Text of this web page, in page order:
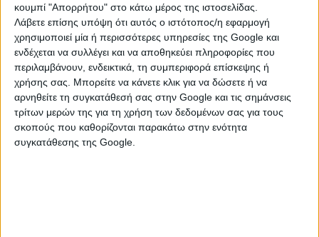
κουμπί "Απορρήτου" στο κάτω μέρος της ιστοσελίδας.
Λάβετε επίσης υπόψη ότι αυτός ο ιστότοπος/η εφαρμογή
χρησιμοποιεί μία ή περισσότερες υπηρεσίες της Google και
ενδέχεται να συλλέγει και να αποθηκεύει πληροφορίες που
περιλαμβάνουν, ενδεικτικά, τη συμπεριφορά επίσκεψης ή
χρήσης σας. Μπορείτε να κάνετε κλικ για να δώσετε ή να
αρνηθείτε τη συγκατάθεσή σας στην Google και τις σημάνσεις
τρίτων μερών της για τη χρήση των δεδομένων σας για τους
σκοπούς που καθορίζονται παρακάτω στην ενότητα
συγκατάθεσης της Google.
Η αύξηση του Γενικού Δείκτη Τιμών Εκροών κατά
18,3%, τον μήνα Ιανουάριο 2022, σε σύγκριση με τον
αντίστοιχο δείκτη του Ιανουαρίου 2021, οφείλεται
στην αύξηση κατά 25,3% του δείκτη τιμών της φυτικής
παραγωγής και κυρίως στη μεταβολή της ομάδας
φρούτα.
Ο Γενικός Δείκτης Τιμών Εκροών κατά τον μήνα
Ιανουάριο 2022, σε σύγκριση με τον δείκτη του